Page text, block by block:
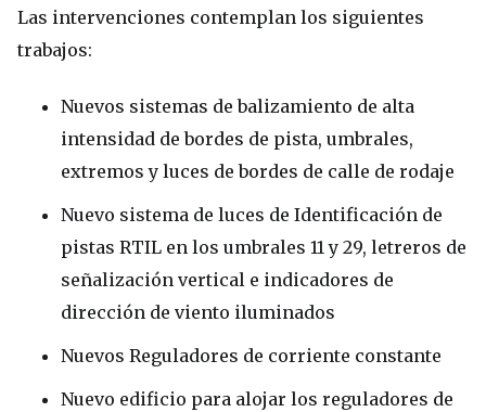
Las intervenciones contemplan los siguientes
trabajos:
Nuevos sistemas de balizamiento de alta
intensidad de bordes de pista, umbrales,
extremos y luces de bordes de calle de rodaje
Nuevo sistema de luces de Identificación de
pistas RTIL en los umbrales 11 y 29, letreros de
señalización vertical e indicadores de
dirección de viento iluminados
Nuevos Reguladores de corriente constante
Nuevo edificio para alojar los reguladores de